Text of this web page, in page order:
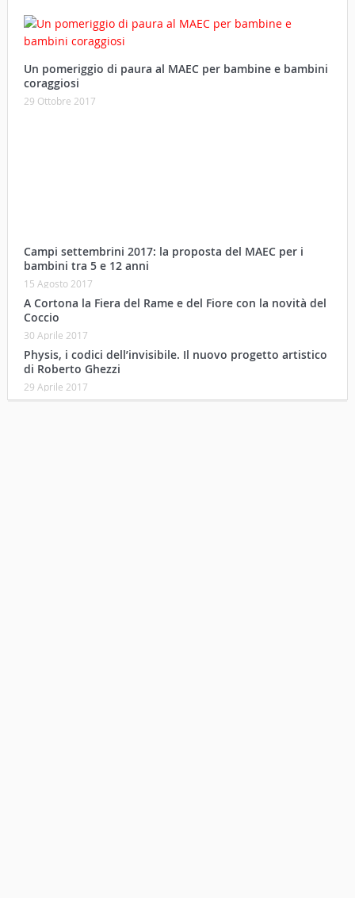
Un pomeriggio di paura al MAEC per bambine e bambini
coraggiosi
29 Ottobre 2017
30 Aprile 2017
Physis, i codici dell’invisibile. Il nuovo progetto artistico
di Roberto Ghezzi
29 Aprile 2017